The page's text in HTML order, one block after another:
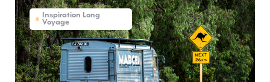
Inspiration Long
Voyage